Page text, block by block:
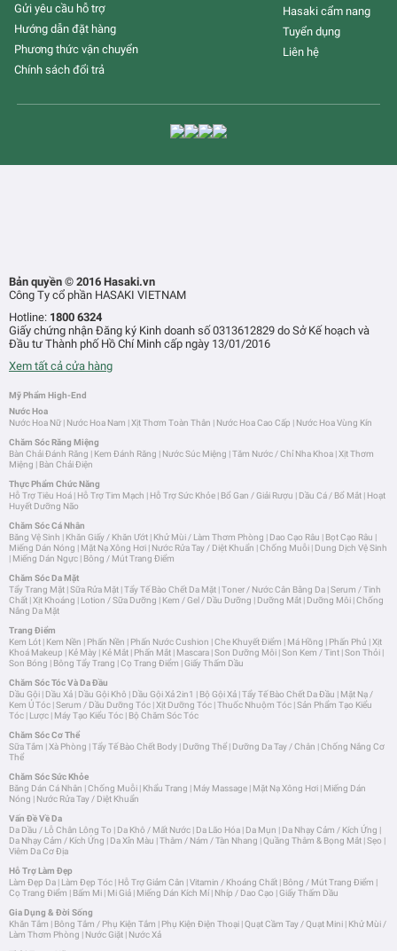
Gửi yêu cầu hỗ trợ
Hướng dẫn đặt hàng
Phương thức vận chuyển
Chính sách đổi trả
Hasaki cẩm nang
Tuyển dụng
Liên hệ
Bản quyền © 2016 Hasaki.vn
Công Ty cổ phần HASAKI VIETNAM
Hotline: 1800 6324
Giấy chứng nhận Đăng ký Kinh doanh số 0313612829 do Sở Kế hoạch và
Đầu tư Thành phố Hồ Chí Minh cấp ngày 13/01/2016
Xem tất cả cửa hàng
Mỹ Phẩm High-End
Nước Hoa
Nước Hoa Nữ | Nước Hoa Nam |Xịt Thơm Toàn Thân | Nước Hoa Cao Cấp | Nước Hoa Vùng Kín
Chăm Sóc Răng Miệng
Bàn Chải Đánh Răng | Kem Đánh Răng | Nước Súc Miệng |Tăm Nước / Chỉ Nha Khoa |Xịt Thơm
Miệng | Bàn Chải Điện
Thực Phẩm Chức Năng
Hỗ Trợ Tiêu Hoá | Hỗ Trợ Tim Mạch | Hỗ Trợ Sức Khỏe | Bổ Gan / Giải Rượu | Dầu Cá / Bổ Mắt | Hoạt
Huyết Dưỡng Não
Chăm Sóc Cá Nhân
Băng Vệ Sinh | Khăn Giấy / Khăn Ướt | Khử Mùi / Làm Thơm Phòng | Dao Cạo Râu | Bọt Cạo Râu |
Miếng Dán Nóng | Mặt Nạ Xông Hơi | Nước Rửa Tay / Diệt Khuẩn |Chống Muỗi | Dung Dịch Vệ Sinh
| Miếng Dán Ngực | Bông / Mút Trang Điểm
Chăm Sóc Da Mặt
Tẩy Trang Mặt |Sữa Rửa Mặt |Tẩy Tế Bào Chết Da Mặt |Toner / Nước Cân Bằng Da |Serum / Tinh
Chất |Xịt Khoáng | Lotion / Sữa Dưỡng | Kem / Gel / Dầu Dưỡng | Dưỡng Mắt | Dưỡng Môi |Chống
Nắng Da Mặt
Trang Điểm
Kem Lót | Kem Nền | Phấn Nền | Phấn Nước Cushion |Che Khuyết Điểm | Má Hồng | Phấn Phủ |Xịt
Khoá Makeup | Kẻ Mày | Kẻ Mắt | Phấn Mắt | Mascara |Son Dưỡng Môi |Son Kem / Tint |Son Thỏi |
Son Bóng | Bông Tẩy Trang |Cọ Trang Điểm |Giấy Thấm Dầu
Chăm Sóc Tóc Và Da Đầu
Dầu Gội | Dầu Xả | Dầu Gội Khô | Dầu Gội Xả 2in1 | Bộ Gội Xả |Tẩy Tế Bào Chết Da Đầu | Mặt Nạ /
Kem Ủ Tóc |Serum / Dầu Dưỡng Tóc |Xịt Dưỡng Tóc |Thuốc Nhuộm Tóc |Sản Phẩm Tạo Kiểu
Tóc | Lược | Máy Tạo Kiểu Tóc | Bộ Chăm Sóc Tóc
Chăm Sóc Cơ Thể
Sữa Tắm |Xà Phòng |Tẩy Tế Bào Chết Body | Dưỡng Thể | Dưỡng Da Tay / Chân |Chống Nắng Cơ
Thể
Chăm Sóc Sức Khỏe
Băng Dán Cá Nhân |Chống Muỗi | Khẩu Trang | Máy Massage | Mặt Nạ Xông Hơi | Miếng Dán
Nóng | Nước Rửa Tay / Diệt Khuẩn
Vấn Đề Về Da
Da Dầu / Lỗ Chân Lông To | Da Khô / Mất Nước | Da Lão Hóa | Da Mụn | Da Nhạy Cảm / Kích Ứng |
Da Nhạy Cảm / Kích Ứng | Da Xỉn Màu |Thâm / Nám / Tàn Nhang |Quầng Thâm & Bọng Mắt |Sẹo |
Viêm Da Cơ Địa
Hỗ Trợ Làm Đẹp
Làm Đẹp Da | Làm Đẹp Tóc | Hỗ Trợ Giảm Cân |Vitamin / Khoáng Chất | Bông / Mút Trang Điểm |
Cọ Trang Điểm | Bấm Mi | Mi Giả | Miếng Dán Kích Mí| Nhíp / Dao Cạo |Giấy Thấm Dầu
Gia Dụng & Đời Sống
Khăn Tắm | Bông Tắm / Phụ Kiện Tắm | Phụ Kiện Điện Thoại |Quạt Cầm Tay / Quạt Mini | Khử Mùi /
Làm Thơm Phòng | Nước Giặt | Nước Xả